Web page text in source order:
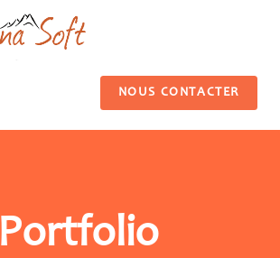
NOUS CONTACTER
Portfolio